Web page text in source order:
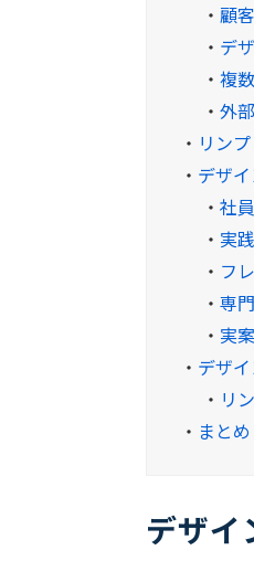
・ 顧
・ デ
・ 複
・ 外
・ リン
・ デザ
・ 社
・ 実
・ フ
・ 専
・ 実
・ デザ
・ リ
・ まとめ
デザイ